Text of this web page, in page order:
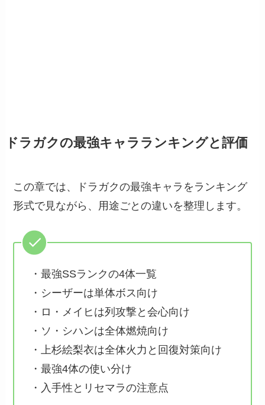
ドラガクの最強キャラランキングと評価
この章では、ドラガクの最強キャラをランキング
形式で見ながら、用途ごとの違いを整理します。
・最強SSランクの4体一覧
・シーザーは単体ボス向け
・ロ・メイヒは列攻撃と会心向け
・ソ・シハンは全体燃焼向け
・上杉絵梨衣は全体火力と回復対策向け
・最強4体の使い分け
・入手性とリセマラの注意点